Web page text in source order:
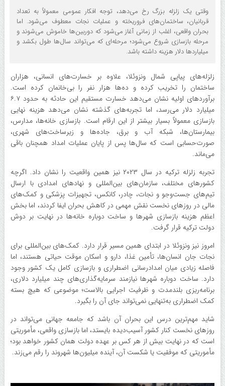
وقتی یک زلزله بزرگ رخ می‌دهد، توجه افکار عمومی معمولاً به تعداد
قربانیان، ساختمان‌های فروریخته و عملیات نجات معطوف می‌شود. اما
بحران واقعی، اغلب از زمانی آغاز می‌شود که دوربین‌ها خاموش می‌شوند و
مرحله بازسازی شروع می‌شود؛ مرحله‌ای که می‌تواند سال‌ها طول بکشد و
میلیاردها دلار هزینه داشته باشد.
زلزله‌های پیاپی شمال ونزوئلا، علاوه بر خسارت‌های انسانی، هزاران
ساختمان را تخریب کرده و ده‌ها هزار نفر را بی‌خانمان کرده است.
برآوردهای اولیه نشان می‌دهد خسارت مستقیم این حادثه به حدود ۶.۷
میلیارد دلار می‌رسد، اما تجربه‌های گذشته نشان می‌دهد هزینه نهایی
بازسازی معمولاً بسیار بیشتر از این ارقام است. بازسازی خانه‌ها، مدارس،
بیمارستان‌ها، شبکه آب و برق، جاده‌ها و زیرساخت‌های شهری،
صورت‌حسابی است که سال‌ها پس از پایان عملیات امداد همچنان باقی
می‌ماند.
تجربه زلزله ترکیه در سال ۲۰۲۳ نیز همین واقعیت را نشان داد. اگرچه
کشورهای مختلف، سازمان‌های بین‌المللی و نهادهای امدادی با ارسال
تیم‌های جست‌وجو و نجات، چادر، کانکس، تجهیزات پزشکی و کمک‌های
مالی در روزهای نخست نقش مهمی در کاهش بحران ایفا کردند، اما بخش
اعظم هزینه بازسازی شهرها و ساخت دوباره خانه‌ها در نهایت بر دوش
دولت ترکیه قرار گرفت.
امروز نیز ونزوئلا در ابتدای همین مسیر قرار دارد. کمک‌های بین‌المللی برای
نجات جان انسان‌ها، تأمین غذا، دارو و اسکان موقت حیاتی هستند، اما
فاصله زیادی میان امدادرسانی اضطراری و بازسازی کامل یک کشور وجود
دارد. ساخت دوباره شهرها نیازمند سرمایه‌گذاری‌های چند میلیارد دلاری،
برنامه‌ریزی بلندمدت و ظرفیت اجرایی بالاست؛ موضوعی که هیچ بسته
کمک اضطراری به‌تنهایی نمی‌تواند جای آن را بگیرد.
شاید مهم‌ترین درس این بحران آن باشد که جامعه جهانی می‌تواند در
روزهای نخست کنار کشور آسیب‌دیده بایستد، اما بازسازی واقعی، مأموریتی
است که در نهایت بیش از هر کس بر عهده دولت همان کشور خواهد بود؛
مأموریتی که موفقیت یا شکست آن، آینده میلیون‌ها شهروند را رقم می‌زند.